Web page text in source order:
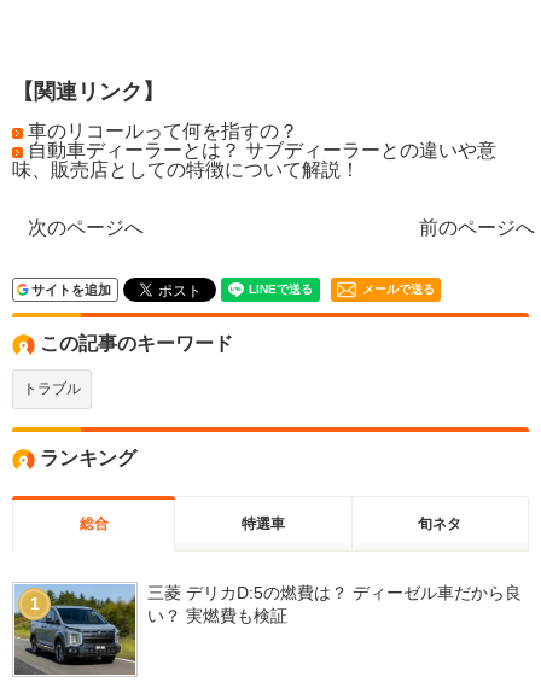
【関連リンク】
車のリコールって何を指すの？
自動車ディーラーとは？ サブディーラーとの違いや意
味、販売店としての特徴について解説！
次のページへ 前のページへ
サイトを追加 メールで送る
この記事のキーワード
トラブル
ランキング
総合 特選車 旬ネタ
1
三菱 デリカD:5の燃費は？ ディーゼル車だから良
い？ 実燃費も検証